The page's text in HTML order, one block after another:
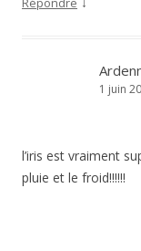
1 juin
l’iris est vraiment
pluie et le froid!!!!!!